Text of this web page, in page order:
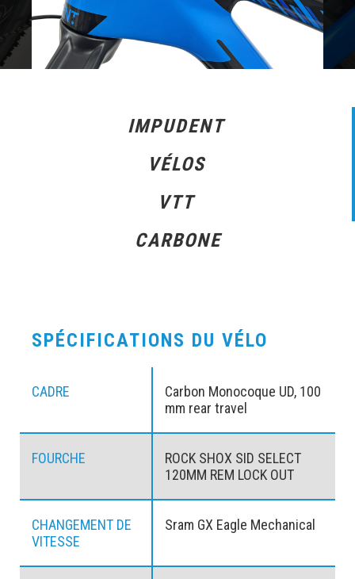
IMPUDENT
VÉLOS
VTT
CARBONE
SPÉCIFICATIONS DU VÉLO
CADRE
Carbon Monocoque UD, 100
mm rear travel
FOURCHE
ROCK SHOX SID SELECT
120MM REM LOCK OUT
CHANGEMENT DE
VITESSE
Sram GX Eagle Mechanical